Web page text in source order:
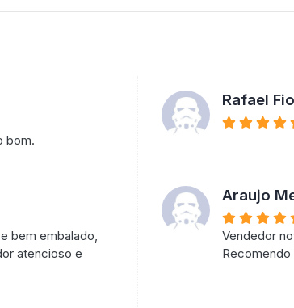
bom.
Rafael
bem embalado,
atencioso e
Araujo
Vendedor
Recomendo